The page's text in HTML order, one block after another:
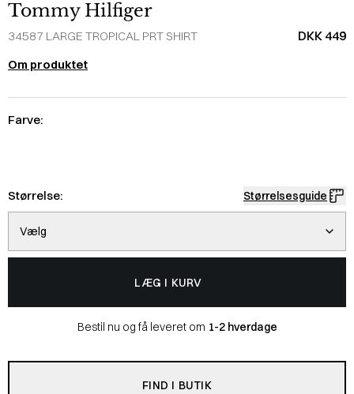
Tommy Hilfiger
34587 LARGE TROPICAL PRT SHIRT DKK 449
Om produktet
Farve:
Størrelse: Størrelsesguide
Vælg
LÆG I KURV
Bestil nu og få leveret om 1-2 hverdage
FIND I BUTIK